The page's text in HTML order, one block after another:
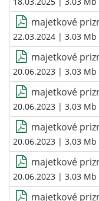
majetkové
22.03.2024 | 3.03 Mb
majetkové
20.06.2023 | 3.03 Mb
majetkové
20.06.2023 | 3.03 Mb
majetkové
20.06.2023 | 3.03 Mb
majetkové
20.06.2023 | 3.03 Mb
majetkové